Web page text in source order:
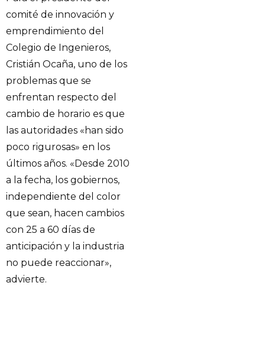
comité de innovación y
emprendimiento del
Colegio de Ingenieros,
Cristián Ocaña, uno de los
problemas que se
enfrentan respecto del
cambio de horario es que
las autoridades «han sido
poco rigurosas» en los
últimos años. «Desde 2010
a la fecha, los gobiernos,
independiente del color
que sean, hacen cambios
con 25 a 60 días de
anticipación y la industria
no puede reaccionar»,
advierte.